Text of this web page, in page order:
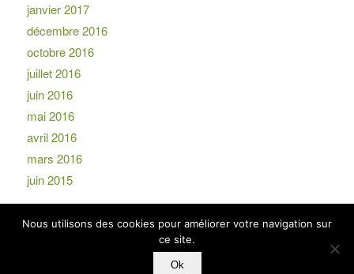
janvier 2017
décembre 2016
octobre 2016
juillet 2016
juin 2016
mai 2016
avril 2016
mars 2016
juin 2015
Nous utilisons des cookies pour améliorer votre navigation sur
ce site.
Ok